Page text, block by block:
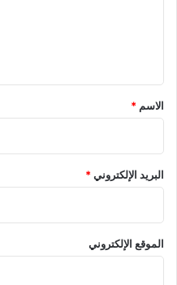
*
الاسم *
البريد الإلكتروني*
الموقع الإلكتروني